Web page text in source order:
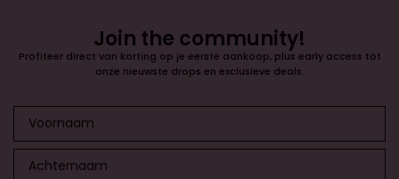
Join the community!
Profiteer direct van korting op je eerste aankoop, plus early access tot
onze nieuwste drops en exclusieve deals.